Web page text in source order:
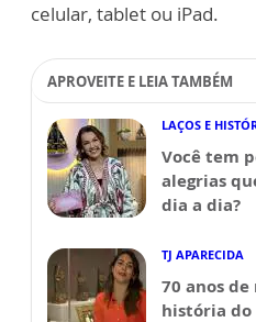
celular, tablet ou iPad.
APROVEITE E LEIA TAMBÉM
LAÇOS E
Você tem
alegrias
dia a dia?
TJ APARECIDA
70 anos
história do